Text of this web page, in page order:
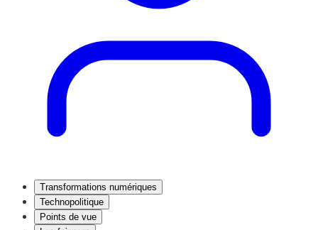
Transformations numériques
Technopolitique
Points de vue